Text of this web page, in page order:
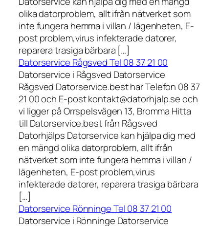
olika datorproblem, allt ifrån nätverket som
inte fungera hemma i villan / lägenheten, E-
post problem,virus infekterade datorer,
reparera trasiga bärbara […]
Datorservice Rågsved Tel 08 37 21 00
Datorservice i Rågsved Datorservice
Rågsved Datorservice.best har Telefon 08 37
21 00 och E-post kontakt@datorhjalp.se och
vi ligger på Orrspelsvägen 13, Bromma Hitta
till Datorservice.best från Rågsved
Datorhjälps Datorservice kan hjälpa dig med
en mängd olika datorproblem, allt ifrån
nätverket som inte fungera hemma i villan /
lägenheten, E-post problem,virus
infekterade datorer, reparera trasiga bärbara
[…]
Datorservice Rönninge Tel 08 37 21 00
Datorservice i Rönninge Datorservice